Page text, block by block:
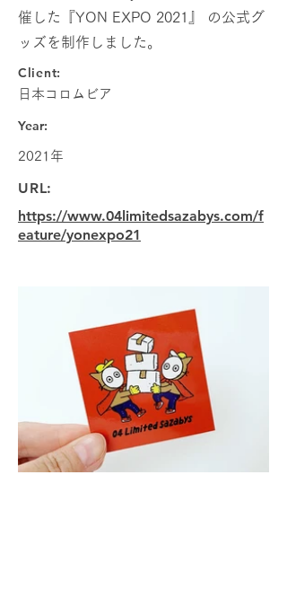
催した『YON EXPO 2021』 の公式グ
ッズを制作しました。
Client:
日本コロムビア
Year:
2021年
URL:
https://www.04limitedsazabys.com/f
eature/yonexpo21